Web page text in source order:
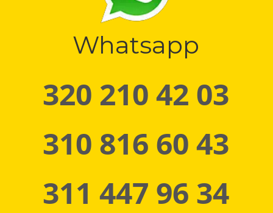
Whatsapp
320 210 42 03
310 816 60 43
311 447 96 34